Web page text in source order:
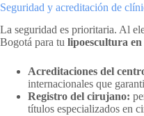
Seguridad y acreditación de
La seguridad es prioritaria. Al
Bogotá para tu lipoescultura
Acreditaciones del
internacionales que
Registro del cirujano:
títulos especializados en